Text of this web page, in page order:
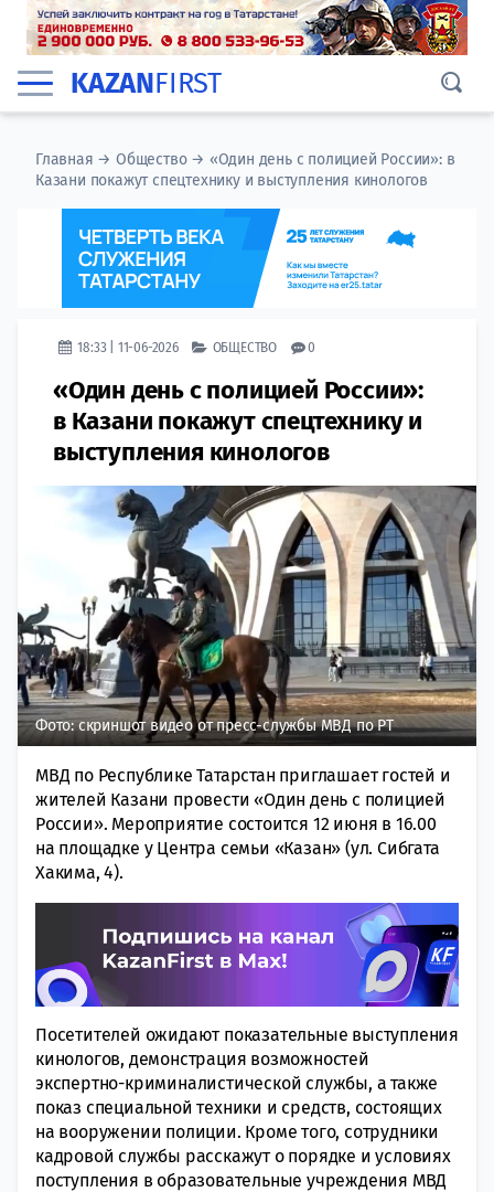
KAZANFIRST
Главная →Общество→ «Один день с полицией России»: в
Казани покажут спецтехнику и выступления кинологов
18:33 | 11-06-2026 ОБЩЕСТВО 0
«Один день с полицией России»:
в Казани покажут спецтехнику и
выступления кинологов
Фото: скриншот видео от пресс-службы МВД по РТ
МВД по Республике Татарстан приглашает гостей и
жителей Казани провести «Один день с полицией
России». Мероприятие состоится 12 июня в 16.00
на площадке у Центра семьи «Казан» (ул. Сибгата
Хакима, 4).
Посетителей ожидают показательные выступления
кинологов, демонстрация возможностей
экспертно-криминалистической службы, а также
показ специальной техники и средств, состоящих
на вооружении полиции. Кроме того, сотрудники
кадровой службы расскажут о порядке и условиях
поступления в образовательные учреждения МВД